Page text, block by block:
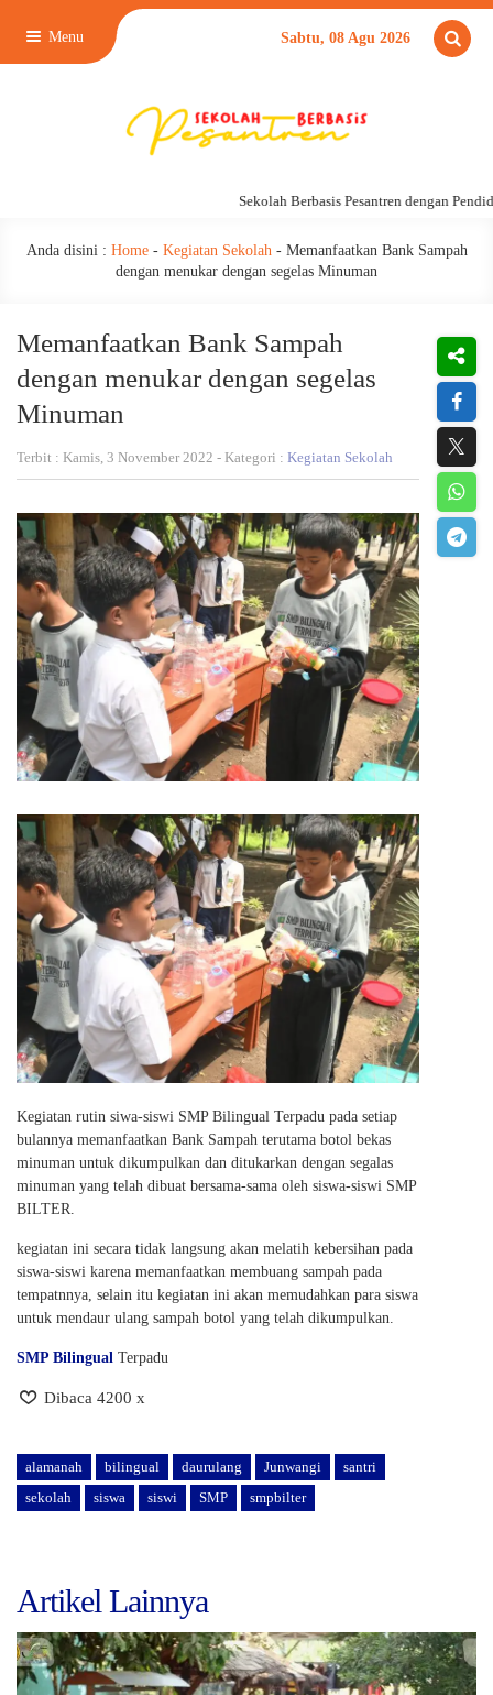
Menu Sabtu, 08 Agu 2026
Sekolah Berbasis Pesantren dengan
Anda disini : Home- Kegiatan Sekolah- Memanfaatkan Bank Sampah
dengan menukar dengan segelas Minuman
Memanfaatkan Bank Sampah
dengan menukar dengan segelas
Minuman
Terbit : Kamis, 3 November 2022 - Kategori : Kegiatan Sekolah
Kegiatan rutin siwa-siswi SMP Bilingual Terpadu pada setiap
bulannya memanfaatkan Bank Sampah terutama botol bekas
minuman untuk dikumpulkan dan ditukarkan dengan segalas
minuman yang telah dibuat bersama-sama oleh siswa-siswi SMP
BILTER.
kegiatan ini secara tidak langsung akan melatih kebersihan pada
siswa-siswi karena memanfaatkan membuang sampah pada
tempatnnya, selain itu kegiatan ini akan memudahkan para siswa
untuk mendaur ulang sampah botol yang telah dikumpulkan.
SMP Bilingual Terpadu
Dibaca 4200 x
alamanah bilingual daurulang Junwangi
santri
sekolah
siswa siswi SMP smpbilter
Artikel Lainnya